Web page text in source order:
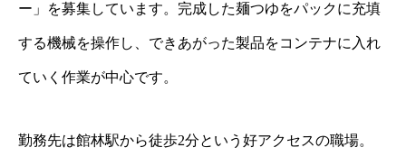
ー」を募集しています。完成した麺つゆをパックに充填
する機械を操作し、できあがった製品をコンテナに入れ
ていく作業が中心です。
勤務先は館林駅から徒歩2分という好アクセスの職場。